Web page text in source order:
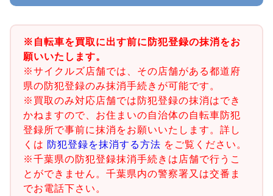
※自転車を買取に出す前に防犯登録の抹消をお
願いいたします。
※サイクルズ店舗では、その店舗がある都道府
県の防犯登録のみ抹消手続きが可能です。
※買取のみ対応店舗では防犯登録の抹消はでき
かねますので、お住まいの自治体の自転車防犯
登録所で事前に抹消をお願いいたします。詳し
くは 防犯登録を抹消する方法 をご覧ください。
※千葉県の防犯登録抹消手続きは店舗で行うこ
とができません。千葉県内の警察署又は交番ま
でお電話下さい。